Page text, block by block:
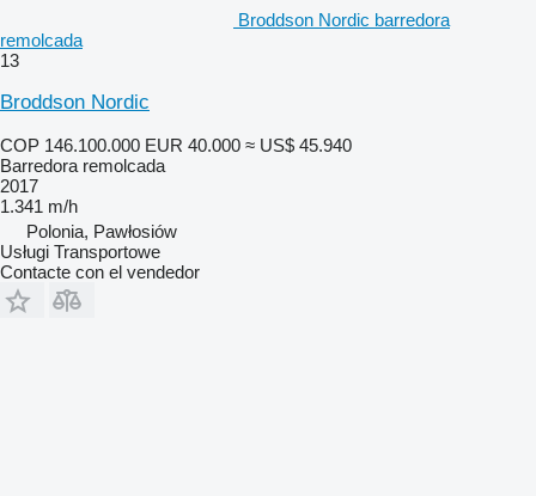
Broddson Nordic barredora
remolcada
13
Broddson Nordic
COP 146.100.000 EUR 40.000 ≈ US$ 45.940
Barredora remolcada
2017
1.341 m/h
Polonia, Pawłosiów
Usługi Transportowe
Contacte con el vendedor